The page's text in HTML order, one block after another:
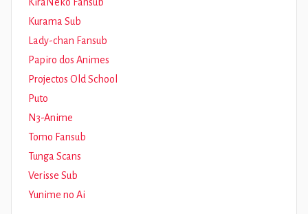
Kurama Sub
Lady-chan Fansub
Papiro dos Animes
Projectos Old School
Puto
N3-Anime
Tomo Fansub
Tunga Scans
Verisse Sub
Yunime no Ai